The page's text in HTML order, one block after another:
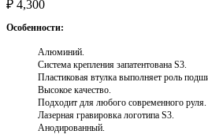
₽ 4,300
Особенности:
Алюминий.
Система крепления запатентована S3.
Пластиковая втулка выполняет роль
Высокое качество.
Подходит для любого современного руля.
Лазерная гравировка логотипа S3.
Анодированный.